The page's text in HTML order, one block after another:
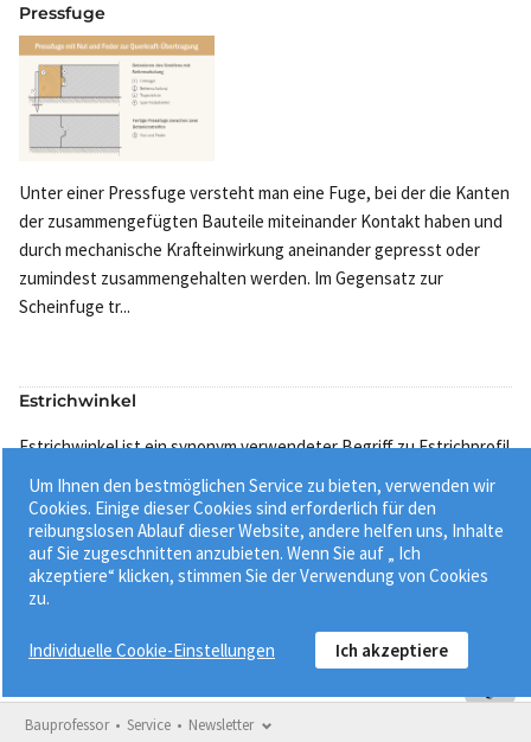
Pressfuge
Unter einer Pressfuge versteht man eine Fuge, bei der die Kanten
der zusammengefügten Bauteile miteinander Kontakt haben und
durch mechanische Krafteinwirkung aneinander gepresst oder
zumindest zusammengehalten werden. Im Gegensatz zur
Scheinfuge tr...
Estrichwinkel
Estrichwinkel ist ein synonym verwendeter Begriff zu Estrichprofil
. Unterschieden werden Dehnfugenprofile und
Scheinfugenprofile. ...
Bauprofessor Service Newsletter
Um Ihnen den bestmöglichen Service zu bieten, verwenden wir
Cookies. Einige dieser Cookies sind erforderlich für den
reibungslosen Ablauf dieser Website, andere helfen uns, Inhalte
auf Sie zugeschnitten anzubieten. Wenn Sie auf „ Ich
akzeptiere“ klicken, stimmen Sie der Verwendung von Cookies
zu.
Individuelle Cookie-Einstellungen Ich akzeptiere